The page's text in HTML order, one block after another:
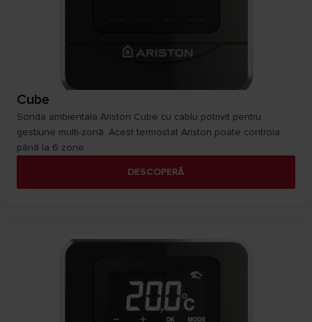
Cube
Sonda ambientala Ariston Cube cu cablu potrivit pentru
gestiune multi-zonă. Acest termostat Ariston poate controla
până la 6 zone.
DESCOPERĂ